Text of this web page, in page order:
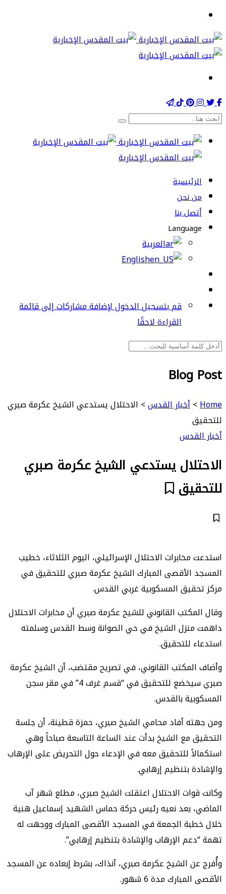
الرئيسية
من نحن
أتصل بنا
Language
العربية
English
قم بتسجيل الدخول لإضافة مشاركات إلى قائمة
القراءة لاحقًا
Blog Post
Home
>أخبار القدس> الاحتلال يستدعي الشيخ عكرمة صبري
للتحقيق
أخبار القدس
الاحتلال يستدعي الشيخ عكرمة صبري
للتحقيق
استدعت مخابرات الاحتلال الإسرائيلي، اليوم الثلاثاء، خطيب
المسجد الأقصى المبارك الشيخ عكرمة صبري للتحقيق في
مركز تحقيق المسكوبية غربي القدس.
وقال المكتب القانوني للشيخ عكرمة صبري أن مخابرات الاحتلال
داهمت منزل الشيخ في حي الصوانة وسط القدس وسلمته
استدعاء للتحقيق.
وأضاف المكتب القانوني، في تصريح مقتضب، أن الشيخ عكرمة
صبري سيخضع للتحقيق في “قسم غرف 4” في مقر سجن
المسكوبية بالقدس.
ومن جهته أفاد محامي الشيخ صبري، حمزة قطينة، أن جلسة
التحقيق مع الشيخ بدأت عند الساعة التاسعة صباحاً وهي
استكمالاً للتحقيق معه في الإدعاء حول التحريض على الإرهاب
والإشادة بتنظيم إرهابي.
وكانت قوات الاحتلال اعتقلت الشيخ صبري، مطلع شهر آب
الماضي، بعد نعيه رئيس حركة حماس الشهيد إسماعيل هنية
خلال خطبة الجمعة في المسجد الأقصى المبارك ووجهت له
تهمة “دعم الإرهاب والإشادة بتنظيم إرهابي”.
وأُفرج عن الشيخ عكرمة صبري، آنذاك، بشرط إبعاده عن المسجد
الأقصى المبارك مدة 6 شهور.